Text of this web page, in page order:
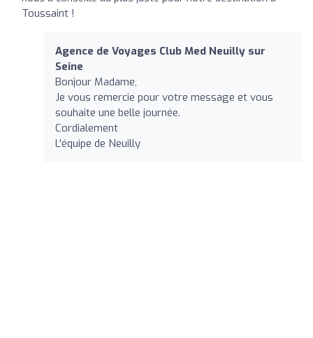
Toussaint !
Agence de Voyages Club Med Neuilly sur
Seine
Bonjour Madame,
Je vous remercie pour votre message et vous
souhaite une belle journée.
Cordialement
L'équipe de Neuilly